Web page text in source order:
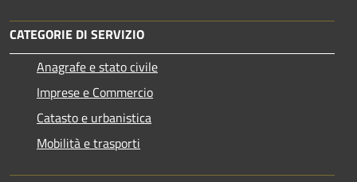
CATEGORIE DI SERVIZIO
Anagrafe e stato civile
Imprese e Commercio
Catasto e urbanistica
Mobilità e trasporti